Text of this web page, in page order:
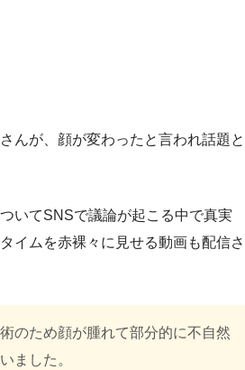
んが、顔が変わったと言われ話題と
いてSNSで議論が起こる中で真実
イムを赤裸々に見せる動画も配信さ
のため顔が腫れて部分的に不自然
ました。